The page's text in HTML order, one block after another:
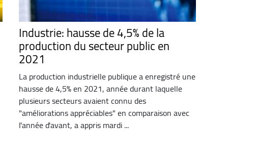
Industrie: hausse de 4,5% de la
production du secteur public en
2021
La production industrielle publique a enregistré une
hausse de 4,5% en 2021, année durant laquelle
plusieurs secteurs avaient connu des
"améliorations appréciables" en comparaison avec
l'année d'avant, a appris mardi ...